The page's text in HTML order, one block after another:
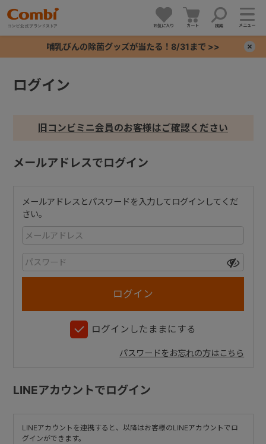
お気に入り カート 検索 メニュー
哺乳びんの除菌グッズが当たる！8/31まで >>
ログイン
旧コンビミニ会員のお客様はご確認ください
メールアドレスでログイン
メールアドレスとパスワードを入力してログインしてくだ
さい。
ログインしたままにする
パスワードをお忘れの方はこちら
LINEアカウントでログイン
LINEアカウントを連携すると、以降はお客様のLINEアカウントでロ
グインができます。